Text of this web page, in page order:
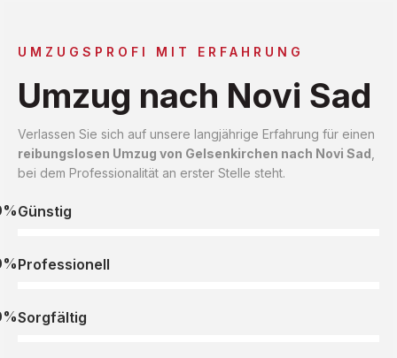
UMZUGSPROFI MIT ERFAHRUNG
Umzug nach Novi Sad
Verlassen Sie sich auf unsere langjährige Erfahrung für einen
reibungslosen Umzug von Gelsenkirchen nach Novi Sad
bei dem Professionalität an erster Stelle steht.
Günstig
Professionell
Sorgfältig